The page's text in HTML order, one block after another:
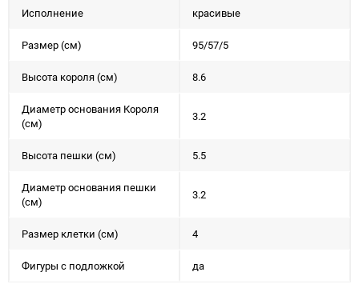
Исполнение красивые
Размер (см) 95/57/5
Высота короля (см) 8.6
Диаметр основания Короля
(см)
3.2
Высота пешки (см) 5.5
Диаметр основания пешки
(см)
3.2
Размер клетки (см) 4
Фигуры с подложкой да